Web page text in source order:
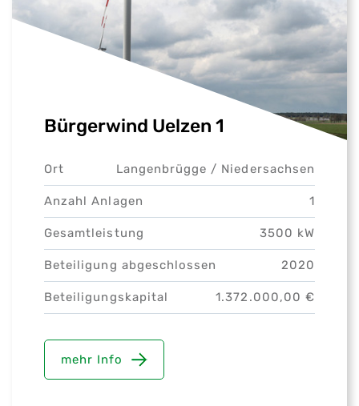
Bürgerwind Uelzen 1
Ort Langenbrügge / Niedersachsen
Anzahl Anlagen 1
Gesamtleistung 3500 kW
Beteiligung abgeschlossen 2020
Beteiligungskapital 1.372.000,00 €
mehr Info